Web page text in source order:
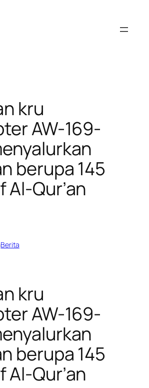
kru
AW-169-
berupa 145
Al-Qur’an
Berita
kru
AW-169-
berupa 145
Al-Qur’an